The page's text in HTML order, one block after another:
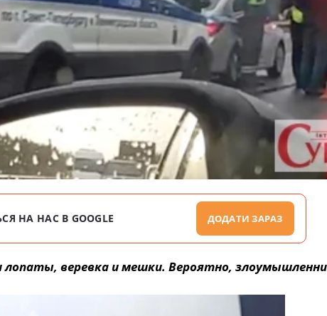
НА НАС В GOOGLE ДОДАТИ ЗАРАЗ
веревка и мешки. Вероятно,